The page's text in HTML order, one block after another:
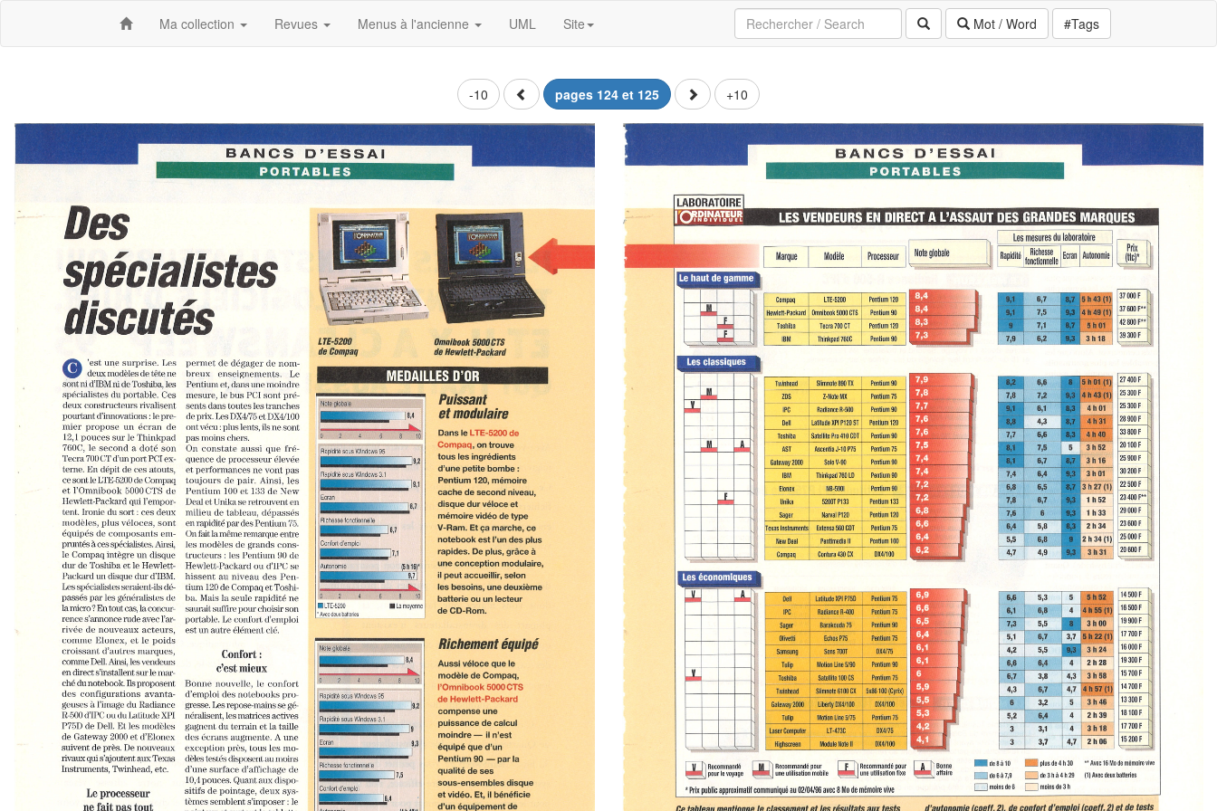
Ma collection Revues Menus à l'ancienne UML Site Mot / Word #Tags
-10 pages 124 et 125 +10